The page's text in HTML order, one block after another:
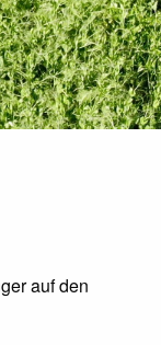
auf den